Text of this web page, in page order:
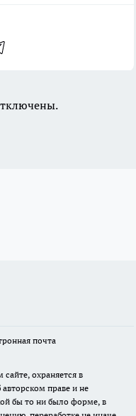
почта
охраняется в
праве и не
бы то ни было форме, в